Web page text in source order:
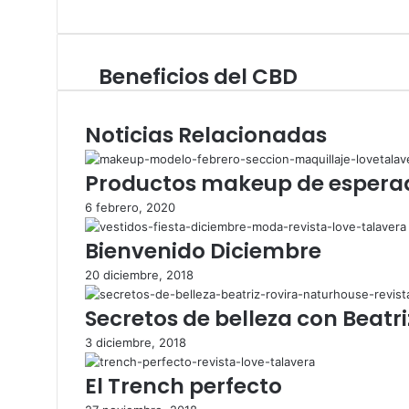
w
b
k
s
g
a
m
B
e
e
f
i
c
i
o
s
d
e
l
C
B
D
Beneficios del CBD
Noticias Relacionadas
Productos makeup de
6 febrero, 2020
Bienvenido Diciembre
20 diciembre, 2018
Secretos de belleza con
3 diciembre, 2018
El Trench perfecto